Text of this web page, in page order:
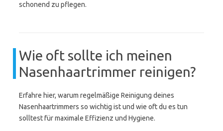
schonend zu pflegen.
Wie oft sollte ich meinen
Nasenhaartrimmer reinigen?
Erfahre hier, warum regelmäßige Reinigung deines
Nasenhaartrimmers so wichtig ist und wie oft du es tun
solltest für maximale Effizienz und Hygiene.